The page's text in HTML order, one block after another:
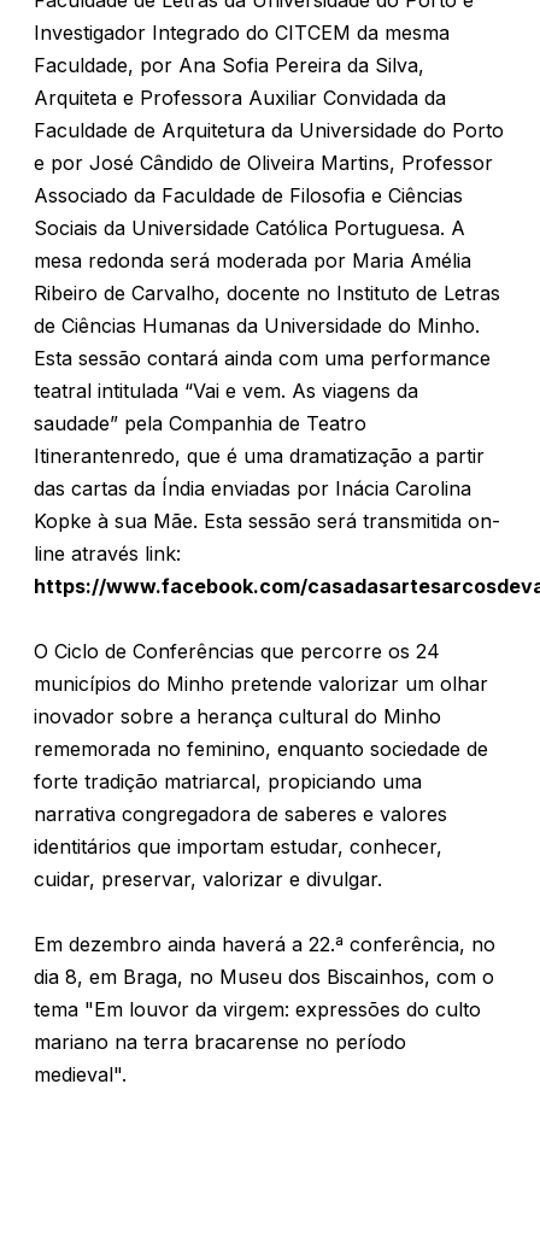
Investigador Integrado do CITCEM da mesma
Faculdade, por Ana Sofia Pereira da Silva,
Arquiteta e Professora Auxiliar Convidada da
Faculdade de Arquitetura da Universidade do Porto
e por José Cândido de Oliveira Martins, Professor
Associado da Faculdade de Filosofia e Ciências
Sociais da Universidade Católica Portuguesa. A
mesa redonda será moderada por Maria Amélia
Ribeiro de Carvalho, docente no Instituto de Letras
de Ciências Humanas da Universidade do Minho.
Esta sessão contará ainda com uma performance
teatral intitulada “Vai e vem. As viagens da
saudade” pela Companhia de Teatro
Itinerantenredo, que é uma dramatização a partir
das cartas da Índia enviadas por Inácia Carolina
Kopke à sua Mãe. Esta sessão será transmitida on-
line através link:
https://www.facebook.com/
O Ciclo de Conferências que percorre os 24
municípios do Minho pretende valorizar um olhar
inovador sobre a herança cultural do Minho
rememorada no feminino, enquanto sociedade de
forte tradição matriarcal, propiciando uma
narrativa congregadora de saberes e valores
identitários que importam estudar, conhecer,
cuidar, preservar, valorizar e divulgar.
Em dezembro ainda haverá a 22.ª conferência, no
dia 8, em Braga, no Museu dos Biscainhos, com o
tema "Em louvor da virgem: expressões do culto
mariano na terra bracarense no período
medieval".